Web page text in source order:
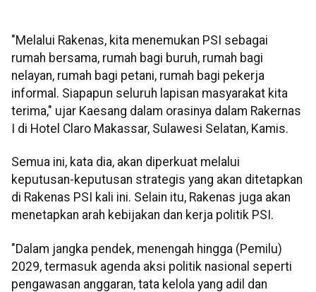
"Melalui Rakenas, kita menemukan PSI sebagai
rumah bersama, rumah bagi buruh, rumah bagi
nelayan, rumah bagi petani, rumah bagi pekerja
informal. Siapapun seluruh lapisan masyarakat kita
terima," ujar Kaesang dalam orasinya dalam Rakernas
I di Hotel Claro Makassar, Sulawesi Selatan, Kamis.
Semua ini, kata dia, akan diperkuat melalui
keputusan-keputusan strategis yang akan ditetapkan
di Rakenas PSI kali ini. Selain itu, Rakenas juga akan
menetapkan arah kebijakan dan kerja politik PSI.
"Dalam jangka pendek, menengah hingga (Pemilu)
2029, termasuk agenda aksi politik nasional seperti
pengawasan anggaran, tata kelola yang adil dan